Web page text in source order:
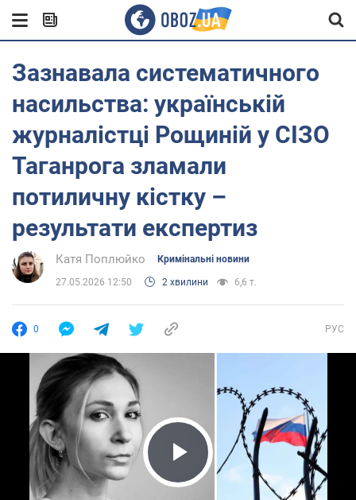
Зазнавала систематичного
насильства: українській
журналістці Рощиній у СІЗО
Таганрога зламали
потиличну кістку –
результати експертиз
Катя Поплюйко Кримінальні новини
27.05.2026 12:50 2 хвилини 6,6 т.
0 РУС
Play Video